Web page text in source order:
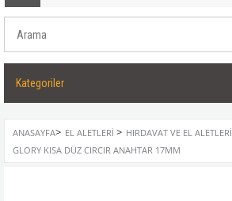
Kategoriler
ANASAYFA> EL ALETLERI > HIRDAVAT VE EL ALETLERI
GLORY KISA DÜZ CIRCIR ANAHTAR 17MM